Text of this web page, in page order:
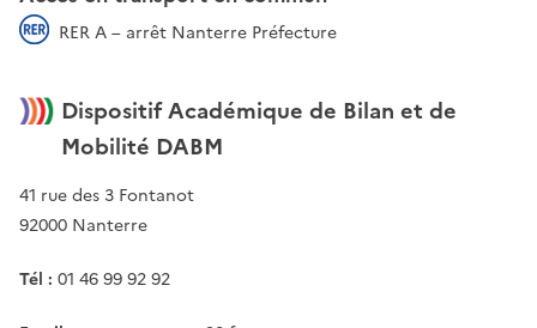
RER A – arrêt Nanterre Préfecture
Dispositif Académique de Bilan et de
Mobilité DABM
41 rue des 3 Fontanot
92000 Nanterre
Tél : 01 46 99 92 92